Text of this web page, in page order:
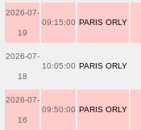
2026-07-
19
09:15:00 PARIS ORLY
2026-07-
18
10:05:00 PARIS ORLY
2026-07-
16
09:50:00 PARIS ORLY